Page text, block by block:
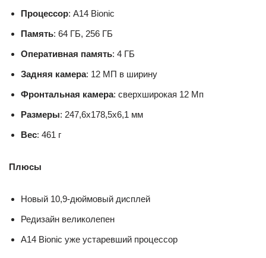
Процессор: A14 Bionic
Память: 64 ГБ, 256 ГБ
Оперативная память: 4 ГБ
Задняя камера: 12 МП в ширину
Фронтальная камера: сверхширокая 12 Мп
Размеры: 247,6х178,5х6,1 мм
Вес: 461 г
Плюсы
Новый 10,9-дюймовый дисплей
Редизайн великолепен
A14 Bionic уже устаревший процессор